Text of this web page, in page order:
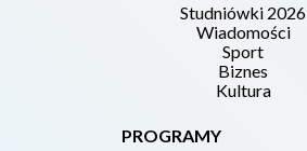
Studniówki 2026
Wiadomości
Sport
Biznes
Kultura
PROGRAMY